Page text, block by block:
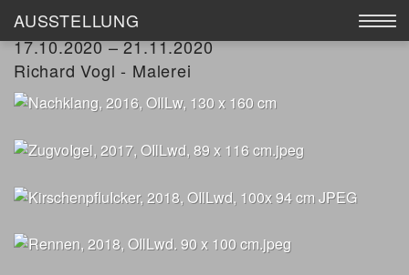
AUSSTELLUNG
AUSSTELLUNG
WERKE
KÜNSTLER
KATALOGE
GALERIE MEIER
RICHARD VOGL
17.10.2020 – 21.11.2020
Richard Vogl - Malerei